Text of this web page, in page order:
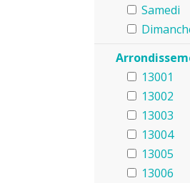
Samedi
13001
13002
13003
13004
13005
13006